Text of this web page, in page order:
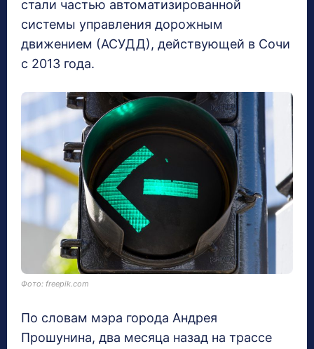
стали частью автоматизированной
системы управления дорожным
движением (АСУДД), действующей в Сочи
с 2013 года.
Фото: freepik.com
По словам мэра города Андрея
Прошунина, два месяца назад на трассе